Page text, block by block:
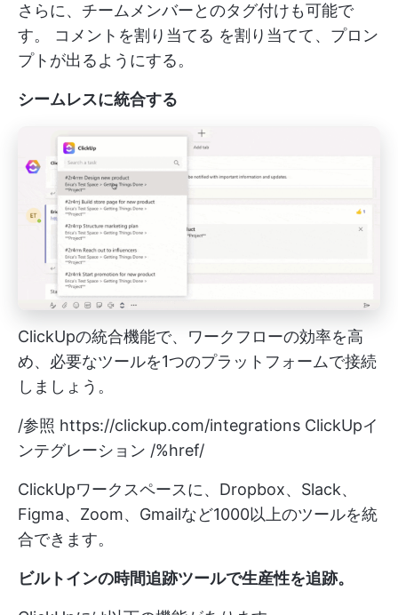
さらに、チームメンバーとのタグ付けも可能で
す。 コメントを割り当てる を割り当てて、プロン
プトが出るようにする。
シームレスに統合する
ClickUpの統合機能で、ワークフローの効率を高
め、必要なツールを1つのプラットフォームで接続
しましょう。
/参照 https://clickup.com/integrations ClickUpイ
ンテグレーション /%href/
ClickUpワークスペースに、Dropbox、Slack、
Figma、Zoom、Gmailなど1000以上のツールを統
合できます。
ビルトインの時間追跡ツールで生産性を追跡。